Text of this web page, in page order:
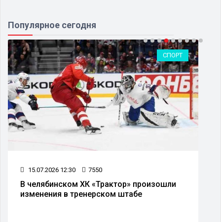
Популярное сегодня
СПОРТ
произошли
09.07.2026 11:27
Из Челябинска начал
автобусный рейс до Москвы